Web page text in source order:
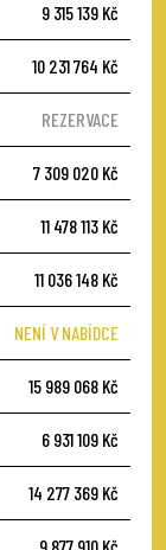
9 315 139 Kč
10 231 764 Kč
REZERVACE
7 309 020 Kč
11 478 113 Kč
11 036 148 Kč
NENÍ V NABÍDCE
15 989 068 Kč
6 931 109 Kč
14 277 369 Kč